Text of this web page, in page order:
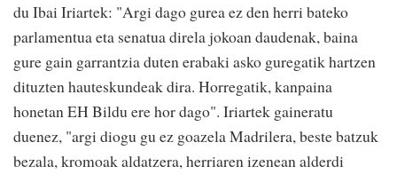
du Ibai Iriartek: "Argi dago gurea ez den herri bateko
parlamentua eta senatua direla jokoan daudenak, baina
gure gain garrantzia duten erabaki asko guregatik hartzen
dituzten hauteskundeak dira. Horregatik, kanpaina
honetan EH Bildu ere hor dago". Iriartek gaineratu
duenez, "argi diogu gu ez goazela Madrilera, beste batzuk
bezala, kromoak aldatzera, herriaren izenean alderdi